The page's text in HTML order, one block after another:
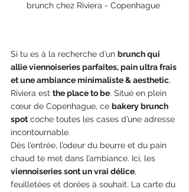
brunch chez Riviera - Copenhague
Si tu es à la recherche d’un brunch qui
allie viennoiseries parfaites, pain ultra frais
et une ambiance minimaliste & aesthetic,
Riviera est the place to be. Situé en plein
cœur de Copenhague, ce bakery brunch
spot coche toutes les cases d’une adresse
incontournable.
Dès l’entrée, l’odeur du beurre et du pain
chaud te met dans l’ambiance. Ici, les
viennoiseries sont un vrai délice,
feuilletées et dorées à souhait. La carte du